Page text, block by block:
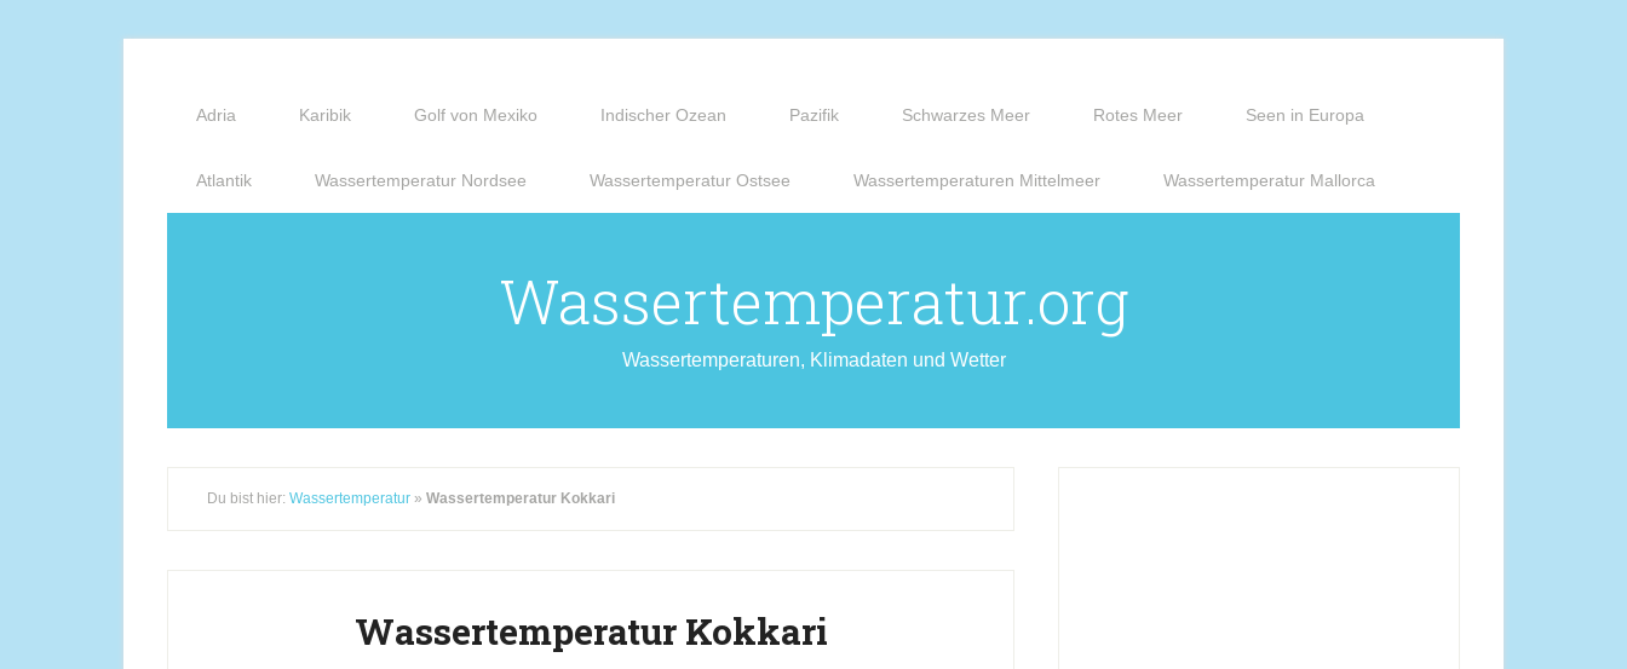
Adria Karibik Golf von Mexiko Indischer Ozean Pazifik Schwarzes Meer Rotes Meer Seen in Europa
Atlantik Wassertemperatur Nordsee Wassertemperatur Ostsee Wassertemperaturen Mittelmeer Wassertemperatur Mallorca
Wassertemperatur.org
Wassertemperaturen, Klimadaten und Wetter
Du bist hier: Wassertemperatur » Wassertemperatur Kokkari
Wassertemperatur Kokkari